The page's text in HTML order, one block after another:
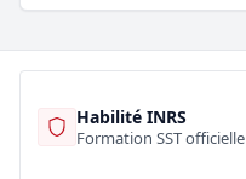
Habilité INRS
Formation SST officielle